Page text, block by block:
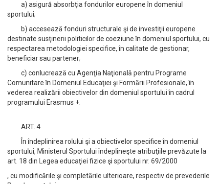
a) asigură absorbţia fondurilor europene în domeniul
sportului;
b) accesează fonduri structurale şi de investiţii europene
destinate susţinerii politicilor de coeziune în domeniul sportului, cu
respectarea metodologiei specifice, în calitate de gestionar,
beneficiar sau partener;
c) conlucrează cu Agenţia Naţională pentru Programe
Comunitare în Domeniul Educaţiei şi Formării Profesionale, în
vederea realizării obiectivelor din domeniul sportului în cadrul
programului Erasmus +.
ART. 4
În îndeplinirea rolului şi a obiectivelor specifice în domeniul
sportului, Ministerul Sportului îndeplineşte atribuţiile prevăzute la
art. 18 din Legea educaţiei fizice şi sportului nr. 69/2000
, cu modificările şi completările ulterioare, respectiv de prevederile